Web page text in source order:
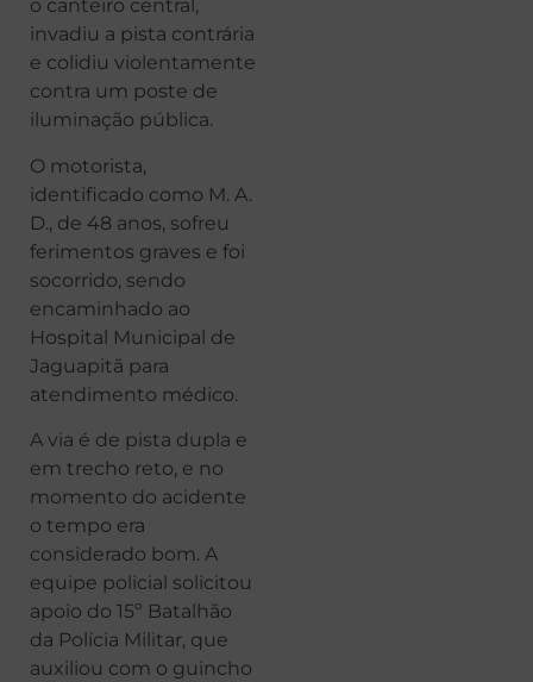
o canteiro central,
invadiu a pista contrária
e colidiu violentamente
contra um poste de
iluminação pública.
O motorista,
identificado como M. A.
D., de 48 anos, sofreu
ferimentos graves e foi
socorrido, sendo
encaminhado ao
Hospital Municipal de
Jaguapitã para
atendimento médico.
A via é de pista dupla e
em trecho reto, e no
momento do acidente
o tempo era
considerado bom. A
equipe policial solicitou
apoio do 15º Batalhão
da Polícia Militar, que
auxiliou com o guincho